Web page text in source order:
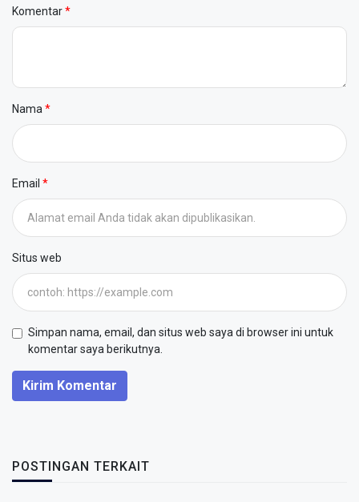
Komentar
Nama
Email
Situs web
Simpan nama, email, dan situs web saya di browser ini untuk
komentar saya berikutnya.
Kirim Komentar
POSTINGAN TERKAIT